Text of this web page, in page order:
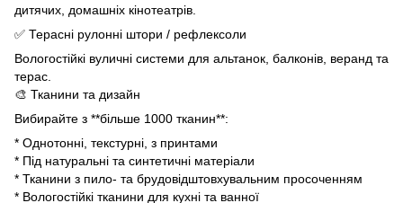
дитячих, домашніх кінотеатрів.
✅ Терасні рулонні штори / рефлексоли
Вологостійкі вуличні системи для альтанок, балконів, веранд та
терас.
🎨 Тканини та дизайн
Вибирайте з **більше 1000 тканин**:
* Однотонні, текстурні, з принтами
* Під натуральні та синтетичні матеріали
* Тканини з пило- та брудовідштовхувальним просоченням
* Вологостійкі тканини для кухні та ванної